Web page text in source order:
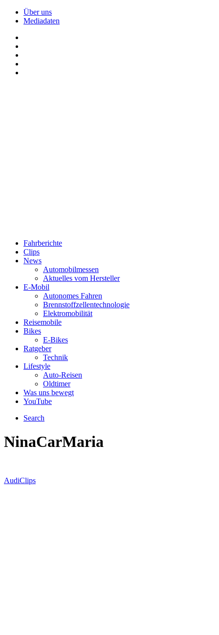
Über uns
Mediadaten
Fahrberichte
Clips
News
Automobilmessen
Aktuelles vom Hersteller
E-Mobil
Autonomes Fahren
Brennstoffzellentechnologie
Elektromobilität
Reisemobile
Bikes
E-Bikes
Ratgeber
Technik
Lifestyle
Auto-Reisen
Oldtimer
Was uns bewegt
YouTube
Search
NinaCarMaria
AudiClips